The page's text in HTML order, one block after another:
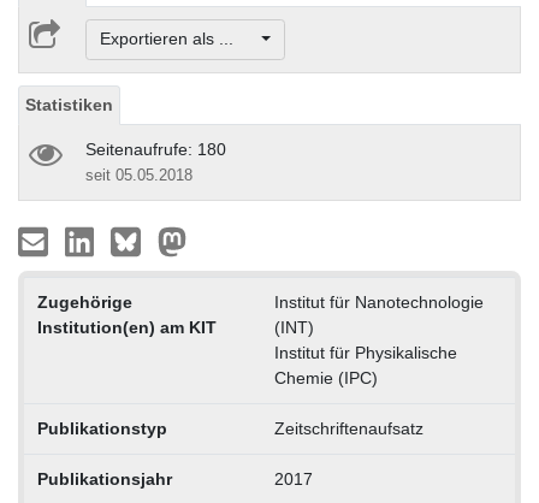
Exportieren als ...
Statistiken
Seitenaufrufe: 180
seit 05.05.2018
Zugehörige
Institution(en) am KIT
Institut für Nanotechnologie
(INT)
Institut für Physikalische
Chemie (IPC)
Publikationstyp Zeitschriftenaufsatz
Publikationsjahr 2017